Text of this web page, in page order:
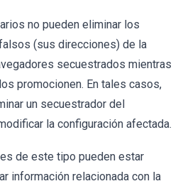
no pueden eliminar los
(sus direcciones) de la
secuestrados mientras
promocionen. En tales casos,
un secuestrador del
la configuración afectada.
de este tipo pueden estar
información relacionada con la